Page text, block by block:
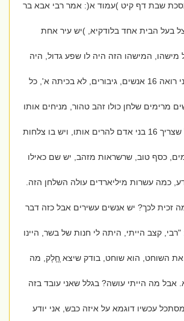
שבת דף קיט )עמוד א(: אמר רבי אבא בר
הבית אחד בלודקיא, )יש עיר אחת
המישהו הזה היה לו שפע גדול, היה
הכיסא, ופתאום אני רואה 16 אנשים, גיבורים, לא בכיתה א', כל
16 אנשים מרימים שלחן כולו זהב טהור, מניחים אותו
שלחן גדול במשקל שצריך 16 בני אדם להרים אותו, ויש בו צלחות
כסף טוב, שרשראות מזהב, יש שם כאילו
כמה עשרות מיליארדים עולה השלחן הזה.
זכית לכך? יש אנשים עשירים אבל כזה דבר
קצב הייתי, היתה לי חנות של בשר, היינו
השוחט, הוא שוחט, בודק שיצא ָחָָלָק, מה
מה הייתי עושה? בגלל שאני עובד בזה
עכשיו דוגמא על איזה כבש, אני יודע